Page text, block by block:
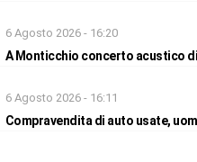
6 Agosto 2026 - 16:20
A Monticchio concerto acustico
6 Agosto 2026 - 16:11
Compravendita di auto usate,